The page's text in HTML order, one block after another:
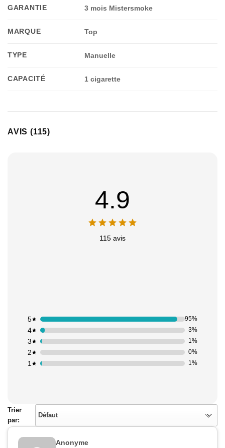
GARANTIE 3 mois Mistersmoke
MARQUE Top
TYPE Manuelle
CAPACITÉ 1 cigarette
AVIS (115)
4.9
115 avis
1 1%
2 0%
3 1%
4 3%
5 95%
Trier
par:
Défaut
Anonyme